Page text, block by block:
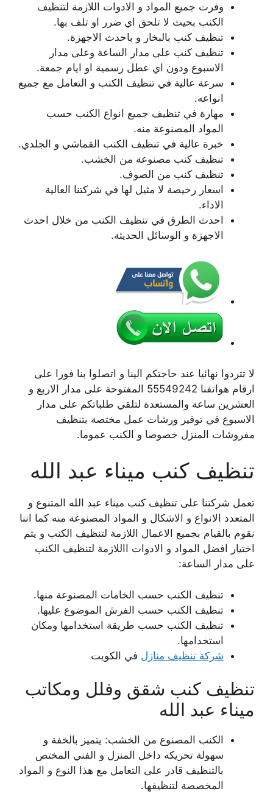
وفرت جميع المواد و الادوات اللازمة لتنظيف
الكنب بحيث لا تلحق اي ضرر او تلف بها.
تنظيف كنب بالبخار و باحدث الاجهزة.
تنظيف كنب على مدار الساعة وعلى مدار
الاسبوع ودون اي عطل رسمية او ايام جمعة.
سرعة عالية في تنظيف الكنب و التعامل مع جميع
انواعه.
مهارة في تنظيف جميع انواع الكنب حسب
المواد المصنوعة منه.
خبرة عالية في تنظيف الكنب القماشي و الجلدي.
تنظيف كنب مصنوعة من الخشب.
تنظيف كنب من الصوف.
اسعار رخيصة لا مثيل لها في شركتنا العالية
الاداء.
احدث الطرق في تنظيف الكنب من خلال احدث
الاجهزة و الوسائل الحديثة.
لا تتردوا نهائيا عند حاجتكم الينا و اتصلوا بنا فورا على
ارقام هواتفنا 55549242 المفتوحة على مدار الاربع و
العشرين ساعة والمستعدة لتلقي طلباتكم على مدار
الاسبوع في توفير ورشات عمل مختصة بتنظيف
مفروشات المنزل خصوصا و الكنب عموما.
تنظيف كنب ميناء عبد الله
تعمل شركتنا على تنظيف كنب ميناء عبد الله المتنوع و
المتعدد الانواع و الاشكال و المواد المصنوعة منه كما اننا
نقوم بالقيام بجميع الاعمال اللازمة لتنظيف الكنب و يتم
اختيار افضل المواد و الادوات االلازمة لتنظيف الكنب
على مدار الساعة:
تنظيف الكنب حسب الخامات المصنوعة منها.
تنظيف الكنب حسب الفرش الموضوع عليها.
تنظيف الكنب حسب طريقة استخدامها ومكان
استخدامها.
شركة تنظيف منازل في الكويت
تنظيف كنب شقق وفلل ومكاتب
ميناء عبد الله
الكنب المصنوع من الخشب: يتميز بالخفة و
سهولة تحريكه داخل المنزل و الفني المختص
بالتنظيف قادر على التعامل مع هذا النوع و المواد
المخصصة لتنظيفها.